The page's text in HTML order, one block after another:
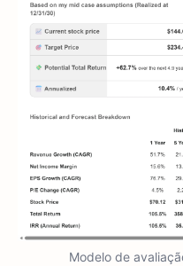
Modelo de